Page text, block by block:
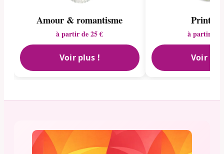
Amour & romantisme
à partir de 25 €
Voir plus !
à partir de
Voir